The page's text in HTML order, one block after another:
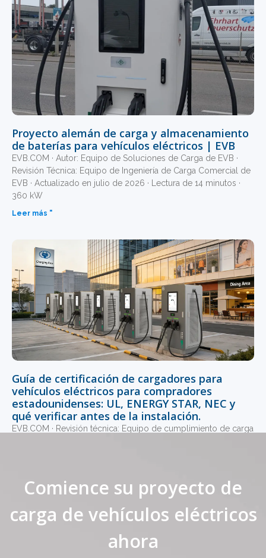
Proyecto alemán de carga y almacenamiento
de baterías para vehículos eléctricos | EVB
EVB.COM · Autor: Equipo de Soluciones de Carga de EVB ·
Revisión Técnica: Equipo de Ingeniería de Carga Comercial de
EVB · Actualizado en julio de 2026 · Lectura de 14 minutos ·
360 kW
Leer más "
Guía de certificación de cargadores para
vehículos eléctricos para compradores
estadounidenses: UL, ENERGY STAR, NEC y
qué verificar antes de la instalación.
EVB.COM · Revisión técnica: Equipo de cumplimiento de carga
Comience su proyecto de
carga de vehículos eléctricos
ahora